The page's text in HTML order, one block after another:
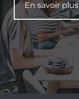
En savoir plus